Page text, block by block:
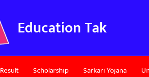
Education Tak
Result Scholarship Sarkari Yojana